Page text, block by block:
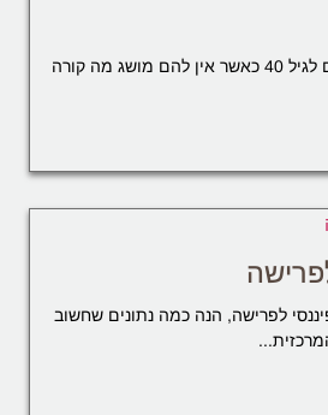
לא מעט אנשים מגיעים לגיל 40 כאשר אין להם מושג מה קורה
לפרישה, הנה כמה נתונים שחשוב